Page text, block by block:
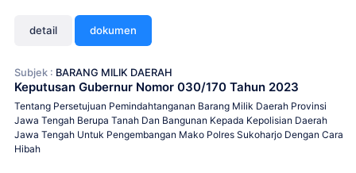
detail dokumen
Subjek : BARANG MILIK DAERAH
Keputusan Gubernur Nomor 030/170 Tahun 2023
Tentang Persetujuan Pemindahtanganan Barang Milik Daerah Provinsi
Jawa Tengah Berupa Tanah Dan Bangunan Kepada Kepolisian Daerah
Jawa Tengah Untuk Pengembangan Mako Polres Sukoharjo Dengan Cara
Hibah